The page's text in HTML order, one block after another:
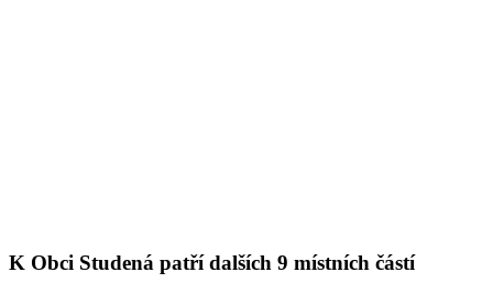
K Obci Studená patří dalších 9 místních částí